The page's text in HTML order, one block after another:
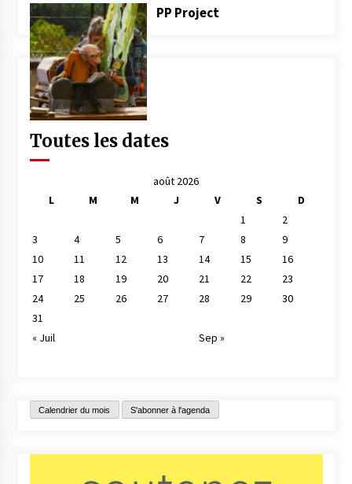
PP Project
Toutes les dates
août 2026
L
M M J V S
D
1
2
3
4 5 6 7 8
9
10
11 12 13 14 15
16
17
18 19 20 21 22
23
24
25 26 27 28 29
30
31
« Juil
Sep »
Calendrier du mois S'abonner à l'agenda